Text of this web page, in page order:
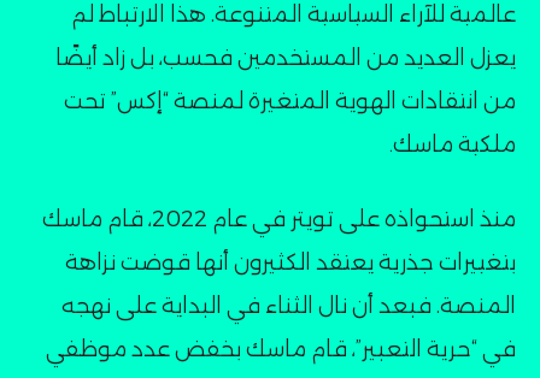
عالمية للآراء السياسية المتنوعة. هذا الارتباط لم
يعزل العديد من المستخدمين فحسب، بل زاد أيضًا
من انتقادات الهوية المتغيرة لمنصة “إكس” تحت
ملكية ماسك۔
منذ استحواذه على تويتر في عام 2022، قام ماسك
بتغييرات جذرية يعتقد الكثيرون أنها قوضت نزاهة
المنصة. فبعد أن نال الثناء في البداية على نهجه
في “حرية التعبير”، قام ماسك بخفض عدد موظفي